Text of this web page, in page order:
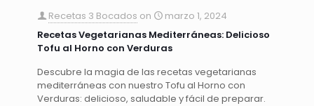
Recetas 3 Bocados on
marzo 1, 2024
Recetas Vegetarianas Mediterráneas: Delicioso
Tofu al Horno con Verduras
Descubre la magia de las recetas vegetarianas
mediterráneas con nuestro Tofu al Horno con
Verduras: delicioso, saludable y fácil de preparar.